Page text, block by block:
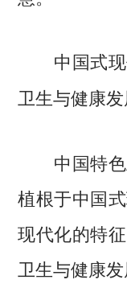
中国式现
卫生与健康
中国特色
植根于中国
现代化的特
卫生与健康